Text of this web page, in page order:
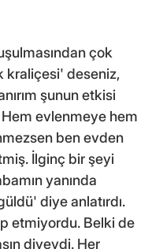
çok
kraliçesi' deseniz,
şunun etkisi
evlenmeye hem
ben evden
İlginç bir şeyi
yanında
diye anlatırdı.
etmiyordu. Belki de
diyeydi. Her